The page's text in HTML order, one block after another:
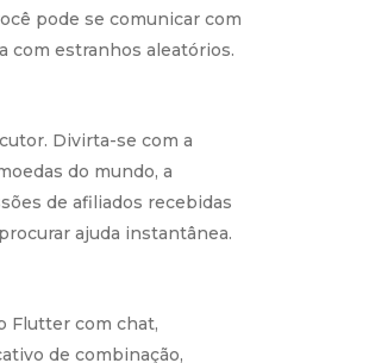
pode se comunicar com
com estranhos aleatórios.
Divirta-se com a
do mundo, a
de afiliados recebidas
ajuda instantânea.
Flutter com chat,
de combinação,